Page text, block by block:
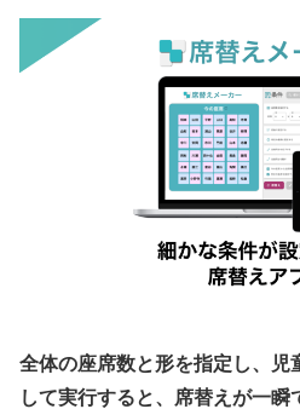
全体の座席数と形を指定し、児
して実行すると、席替えが一瞬